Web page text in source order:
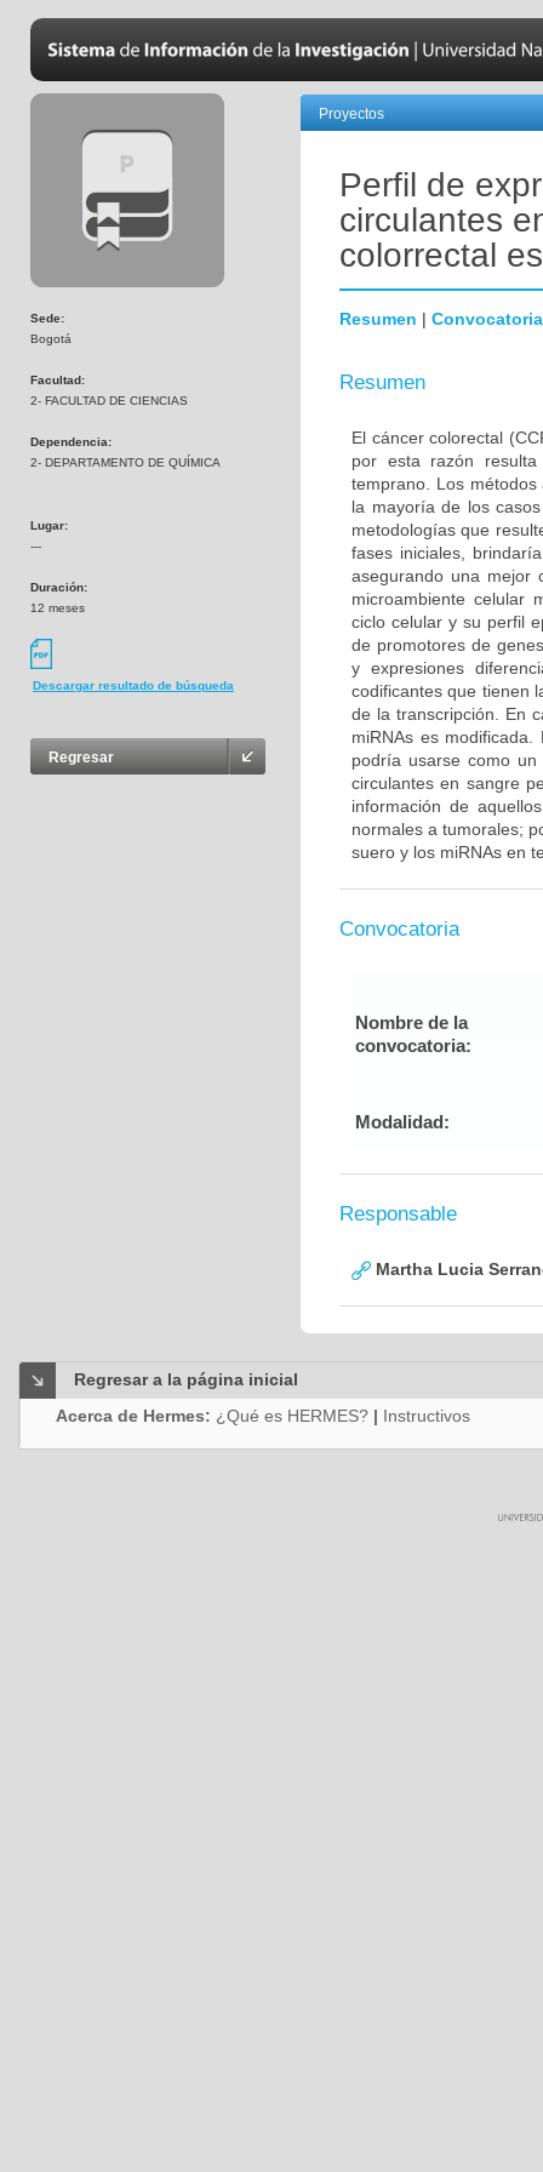
Sede:
Bogotá
Facultad:
2- FACULTAD DE CIENCIAS
Dependencia:
2- DEPARTAMENTO DE QUÍMICA
Lugar:
---
Duración:
12 meses
Descargar resultado de búsqueda
Regresar
Proyectos
Perfil de
circulantes
colorrectal
Resumen | Convocatoria
Resumen
El cáncer colorectal
por esta razón
temprano. Los
la mayoría de los
metodologías que
fases iniciales,
asegurando una mejor
microambiente celular
ciclo celular y su perfil
de promotores de
y expresiones
codificantes que tienen
de la transcripción. En
miRNAs es
podría usarse como
circulantes en sangre
información de
normales a tumorales;
suero y los miRNAs en
Convocatoria
Nombre de la
convocatoria:
Modalidad:
Responsable
Martha Lucia
Regresar a la página inicial
Acerca de Hermes: ¿Qué es HERMES? | Instructivos